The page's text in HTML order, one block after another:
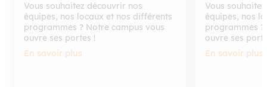
Vous souhaitez découvrir nos
équipes, nos locaux et nos différents
programmes ? Notre campus vous
ouvre ses portes !
En savoir plus
Vous
équipes, nos
programmes
ouvre ses
En savoir plus